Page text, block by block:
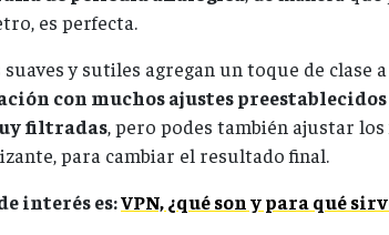
es perfecta.
y sutiles agregan un toque de clase
con muchos ajustes
filtradas, pero podes también ajustar
para cambiar el resultado final.
interés es:VPN, ¿qué son y para qué